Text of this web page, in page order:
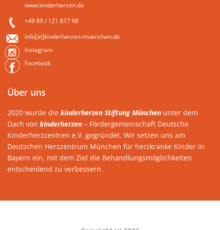
www.kinderherzen.de
+49 89 / 121 817 98
info[ät]kinderherzen-muenchen.de
Instagram
Facebook
Über uns
2020 wurde die kinderherzen Stiftung München unter dem
Dach von kinderherzen – Fördergemeinschaft Deutsche
Kinderherzzentren e.V. gegründet. Wir setzen uns am
Deutschen Herzzentrum München für herzkranke Kinder in
Bayern ein, mit dem Ziel die Behandlungsmöglichkeiten
entscheidend zu verbessern.